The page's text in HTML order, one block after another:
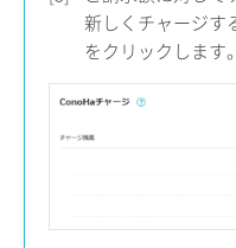
新しくチャージす
をクリックします。